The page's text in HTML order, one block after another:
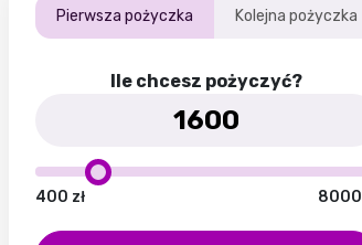
Pierwsza pożyczka Kolejna pożyczka
Ile chcesz pożyczyć?
400 zł 8000